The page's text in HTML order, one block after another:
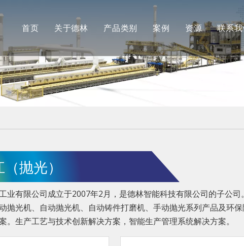
首页 关于德林
公司简介
合作伙伴
产品类别
德林
安肯（机加工）
案例 资源
最新消息
联系
抛光）
业有限公司成立于2007年2月，是德林智能科技有限公司的子公
抛光机、自动抛光机、自动铸件打磨机、手动抛光系列产品及环
。生产工艺与技术创新解决方案，智能生产管理系统解决方案。